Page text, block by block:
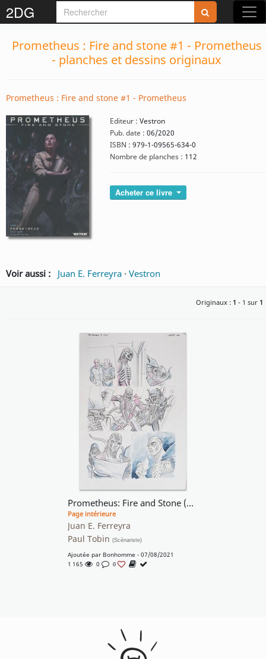
2DG
Prometheus : Fire and stone #1 - Prometheus
- planches et dessins originaux
Prometheus : Fire and stone #1 - Prometheus
Editeur : Vestron
Pub. date : 06/2020
ISBN : 979-1-09565-634-0
Nombre de planches : 112
Acheter ce livre
Voir aussi : Juan E. Ferreyra · Vestron
Originaux : 1 - 1 sur 1
Prometheus: Fire and Stone (Alien)
Page intérieure
Juan E. Ferreyra
Paul Tobin (Scénariste)
Ajoutée par Bonhomme - 07/08/2021
1 165
0 0